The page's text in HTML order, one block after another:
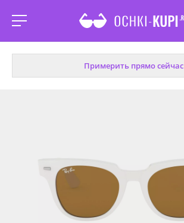
Примерить прямо сейчас